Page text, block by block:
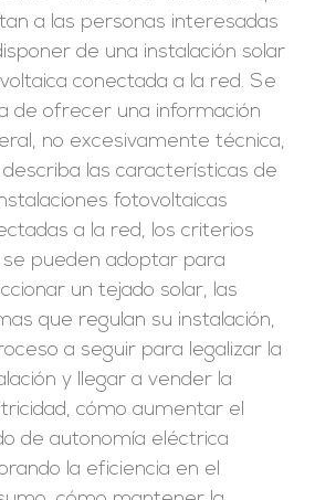
a las personas interesadas
de una instalación solar
conectada a la red. Se
de ofrecer una información
no excesivamente técnica,
las características de
fotovoltaicas
a la red, los criterios
pueden adoptar para
un tejado solar, las
que regulan su instalación,
a seguir para legalizar la
y llegar a vender la
cómo aumentar el
de autonomía eléctrica
la eficiencia en el